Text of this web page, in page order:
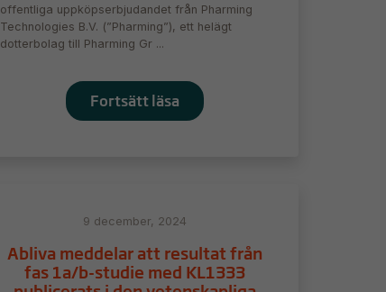
offentliga uppköpserbjudandet från Pharming
Technologies B.V. (”Pharming”), ett helägt
dotterbolag till Pharming Gr ...
Fortsätt läsa
9 december, 2024
Abliva meddelar att resultat från
fas 1a/b-studie med KL1333